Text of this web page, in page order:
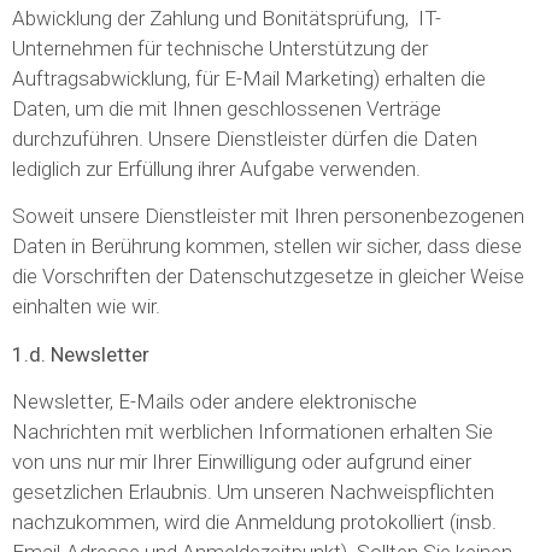
Abwicklung der Zahlung und Bonitätsprüfung, IT-
Unternehmen für technische Unterstützung der
Auftragsabwicklung, für E-Mail Marketing) erhalten die
Daten, um die mit Ihnen geschlossenen Verträge
durchzuführen. Unsere Dienstleister dürfen die Daten
lediglich zur Erfüllung ihrer Aufgabe verwenden.
Soweit unsere Dienstleister mit Ihren personenbezogenen
Daten in Berührung kommen, stellen wir sicher, dass diese
die Vorschriften der Datenschutzgesetze in gleicher Weise
einhalten wie wir.
1.d. Newsletter
Newsletter, E-Mails oder andere elektronische
Nachrichten mit werblichen Informationen erhalten Sie
von uns nur mir Ihrer Einwilligung oder aufgrund einer
gesetzlichen Erlaubnis. Um unseren Nachweispflichten
nachzukommen, wird die Anmeldung protokolliert (insb.